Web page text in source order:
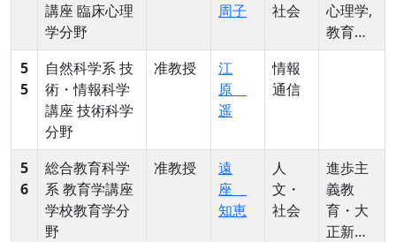
講座 臨床心理
学分野
周子
社会
心理学,
教育心
理学, 教
5
5
自然科学系 技
術・情報科学
講座 技術科学
分野
准教授
江
原
遥
情報
通信
5
6
総合教育科学
系 教育学講座
学校教育学分
野
准教授
遠
座
知恵
人
文・
社会
進歩主
義教
育・大
正新教